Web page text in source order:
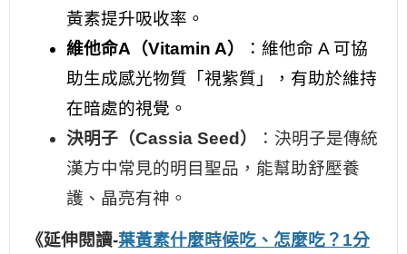
黃素提升吸收率。
維他命A（Vitamin A）
：維他命 A 可協
助生成感光物質「視紫質」，有助於維持
在暗處的視覺。
決明子（Cassia Seed）
：決明子是傳統
漢方中常見的明目聖品，能幫助舒壓養
護、晶亮有神。
《延伸閱讀-葉黃素什麼時候吃、怎麼吃？1分